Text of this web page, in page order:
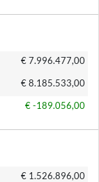
€ 7.996.477,00
€ 8.185.533,00
€ -189.056,00
€ 1.526.896,00